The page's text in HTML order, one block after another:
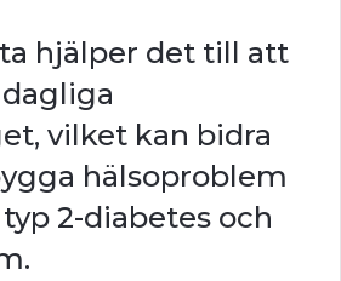
hjälper det till att
vilket kan bidra
hälsoproblem
2-diabetes och